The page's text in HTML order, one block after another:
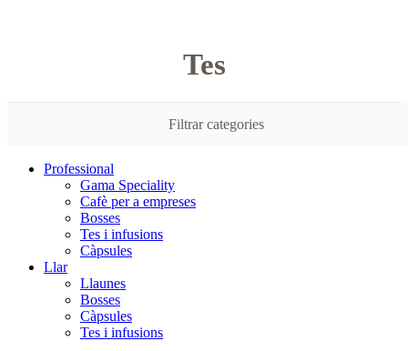
Tes
Filtrar categories
Professional
Gama Speciality
Cafè per a empreses
Bosses
Tes i infusions
Càpsules
Llar
Llaunes
Bosses
Càpsules
Tes i infusions